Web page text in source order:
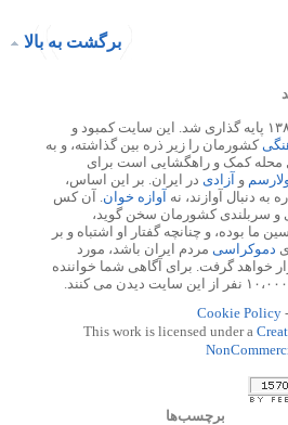
برگشت به بالا
فضول محله در ۱۳ اسفند ۱۳۸۷ پایه گذاری شد. این سایت کمبود و
کشورمان را زیر ذره بین گذاشته، و به
محله کمک و راهگشایی است برای
و آزادی در ایران. بر این اساس،
دنبال آوازند، نه آوازه خوان . آن کس
و سربلندی کشورمان سخن گوید،
بوده، و چنانچه گفتار او اشتباه و بر
دموکراسی مردم ایران باشد، مورد
خواهد گرفت. برای آگاهی شما خواننده
Cookie Policy
This work is licensed under a
برچسب‌ها